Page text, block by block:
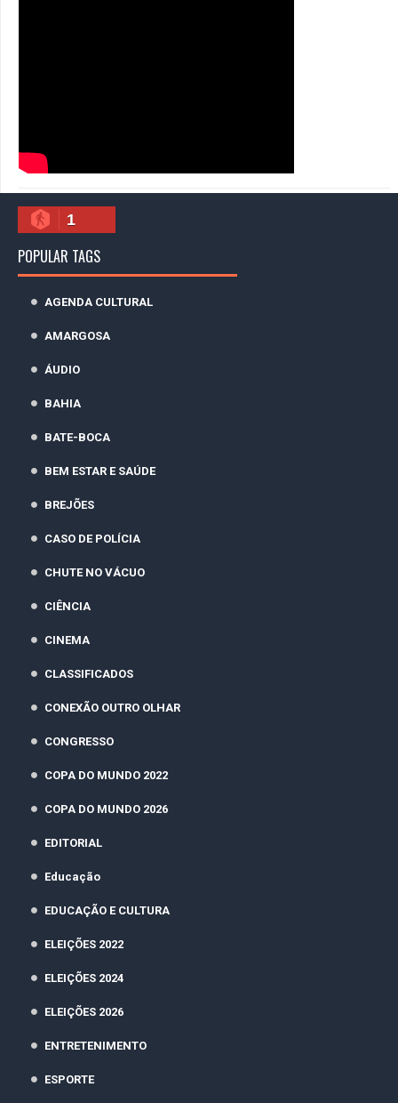
1
POPULAR TAGS
AGENDA CULTURAL
AMARGOSA
ÁUDIO
BAHIA
BATE-BOCA
BEM ESTAR E SAÚDE
BREJÕES
CASO DE POLÍCIA
CHUTE NO VÁCUO
CIÊNCIA
CINEMA
CLASSIFICADOS
CONEXÃO OUTRO OLHAR
CONGRESSO
COPA DO MUNDO 2022
COPA DO MUNDO 2026
EDITORIAL
Educação
EDUCAÇÃO E CULTURA
ELEIÇÕES 2022
ELEIÇÕES 2024
ELEIÇÕES 2026
ENTRETENIMENTO
ESPORTE